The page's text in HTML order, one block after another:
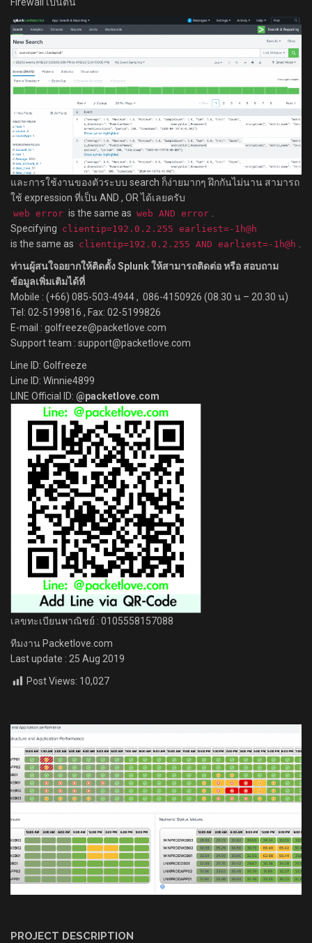
และการใช้งานของตัวระบบ search ก็ง่ายมากๆ ฝึกกันไม่นาน สามารถ
ใช้ expression ที่เป็น AND , OR ได้เลยครับ
web error is the same as web AND error .
Specifying clientip=192.0.2.255 earliest=-1h@h
is the same as clientip=192.0.2.255 AND earliest=-1h@h .
ท่านผู้สนใจอยากให้ติดตั้ง Splunk ให้สามารถติดต่อ หรือ สอบถาม
ข้อมูลเพิ่มเติมได้ที่
Mobile : (+66) 085-503-4944 , 086-4150926 (08.30 น – 20.30 น)
Tel: 02-5199816 , Fax: 02-5199826
E-mail : golfreeze@packetlove.com
Support team : support@packetlove.com
Line ID: Golfreeze
Line ID: Winnie4899
LINE Official ID: @packetlove.com
เลขทะเบียนพาณิชย์ : 0105558157088
ทีมงาน Packetlove.com
Last update : 25 Aug 2019
Post Views: 10,027
PROJECT DESCRIPTION